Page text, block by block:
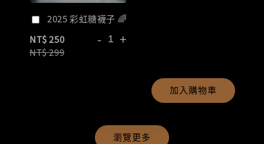
2025 彩虹糖襪子 🌈
NT$ 250
NT$ 299
- +
加入購物車
瀏覽更多